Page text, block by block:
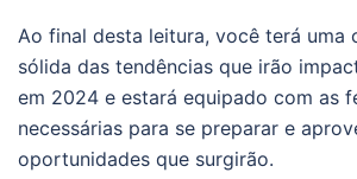
Ao final desta leitura, você terá uma
sólida das tendências que irão
em 2024 e estará equipado com as
necessárias para se preparar e
oportunidades que surgirão.